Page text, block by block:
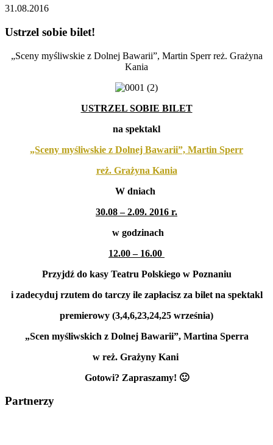
31.08.2016
Ustrzel sobie bilet!
„Sceny myśliwskie z Dolnej Bawarii”, Martin Sperr reż. Grażyna
Kania
USTRZEL SOBIE BILET
na spektakl
„Sceny myśliwskie z Dolnej Bawarii”, Martin Sperr
reż. Grażyna Kania
W dniach
30.08 – 2.09. 2016 r.
w godzinach
12.00 – 16.00
Przyjdź do kasy Teatru Polskiego w Poznaniu
i zadecyduj rzutem do tarczy ile zapłacisz za bilet na spektakl
premierowy (3,4,6,23,24,25 września)
„Scen myśliwskich z Dolnej Bawarii”, Martina Sperra
w reż. Grażyny Kani
Gotowi? Zapraszamy! 🙂
Partnerzy